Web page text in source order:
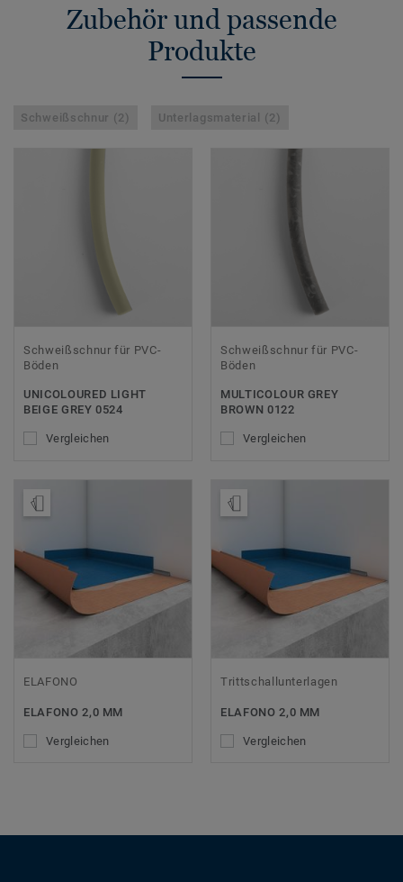
Zubehör und passende
Produkte
Schweißschnur (2) Unterlagsmaterial (2)
Schweißschnur für PVC-
Böden
UNICOLOURED LIGHT
BEIGE GREY 0524
Vergleichen
Schweißschnur für PVC-
Böden
MULTICOLOUR GREY
BROWN 0122
Vergleichen
ELAFONO
ELAFONO 2,0 MM
Vergleichen
Trittschallunterlagen
ELAFONO 2,0 MM
Vergleichen